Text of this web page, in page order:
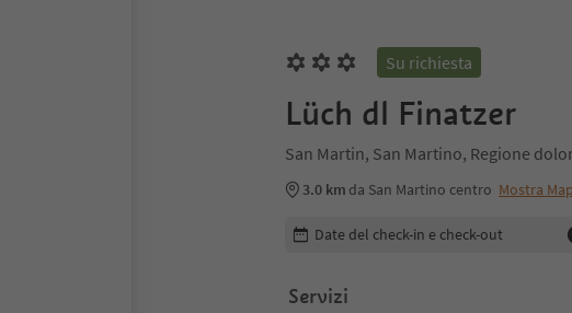
Su richiesta
Lüch dl Finatzer
San Martin, San Martino, Regione
3.0 km da San Martino centro Mostra
Modifica i dettagli della prenotazione
Date del check-in e check-out
Servizi